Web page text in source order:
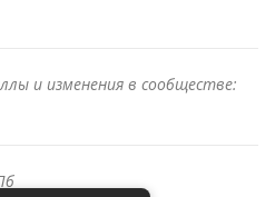
и изменения в сообществе: